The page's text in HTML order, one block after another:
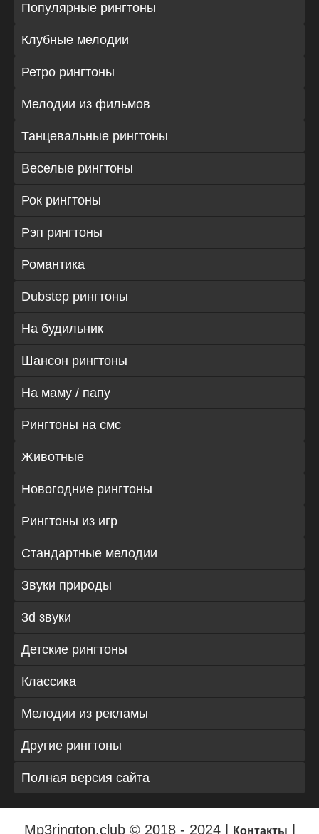
Популярные рингтоны
Клубные мелодии
Ретро рингтоны
Мелодии из фильмов
Танцевальные рингтоны
Веселые рингтоны
Рок рингтоны
Рэп рингтоны
Романтика
Dubstep рингтоны
На будильник
Шансон рингтоны
На маму / папу
Рингтоны на смс
Животные
Новогодние рингтоны
Рингтоны из игр
Стандартные мелодии
Звуки природы
3d звуки
Детские рингтоны
Классика
Мелодии из рекламы
Другие рингтоны
Полная версия сайта
Mp3rington.club © 2018 - 2024 | Контакты